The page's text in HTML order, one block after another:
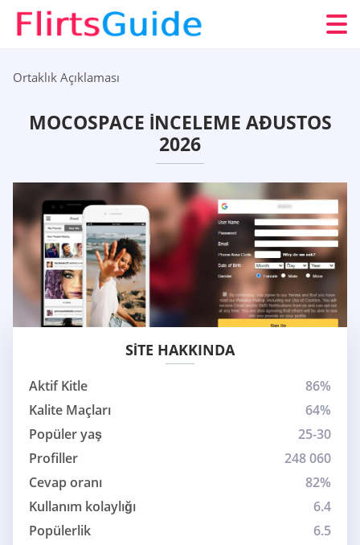
Ortaklık Açıklaması
MOCOSPACE İNCELEME AÐUSTOS
2026
SITE HAKKINDA
Aktif Kitle
86%
Kalite Maçları
64%
Popüler yaş
25-30
Profiller
248 060
Cevap oranı
82%
Kullanım kolaylığı
6.4
Popülerlik
6.5